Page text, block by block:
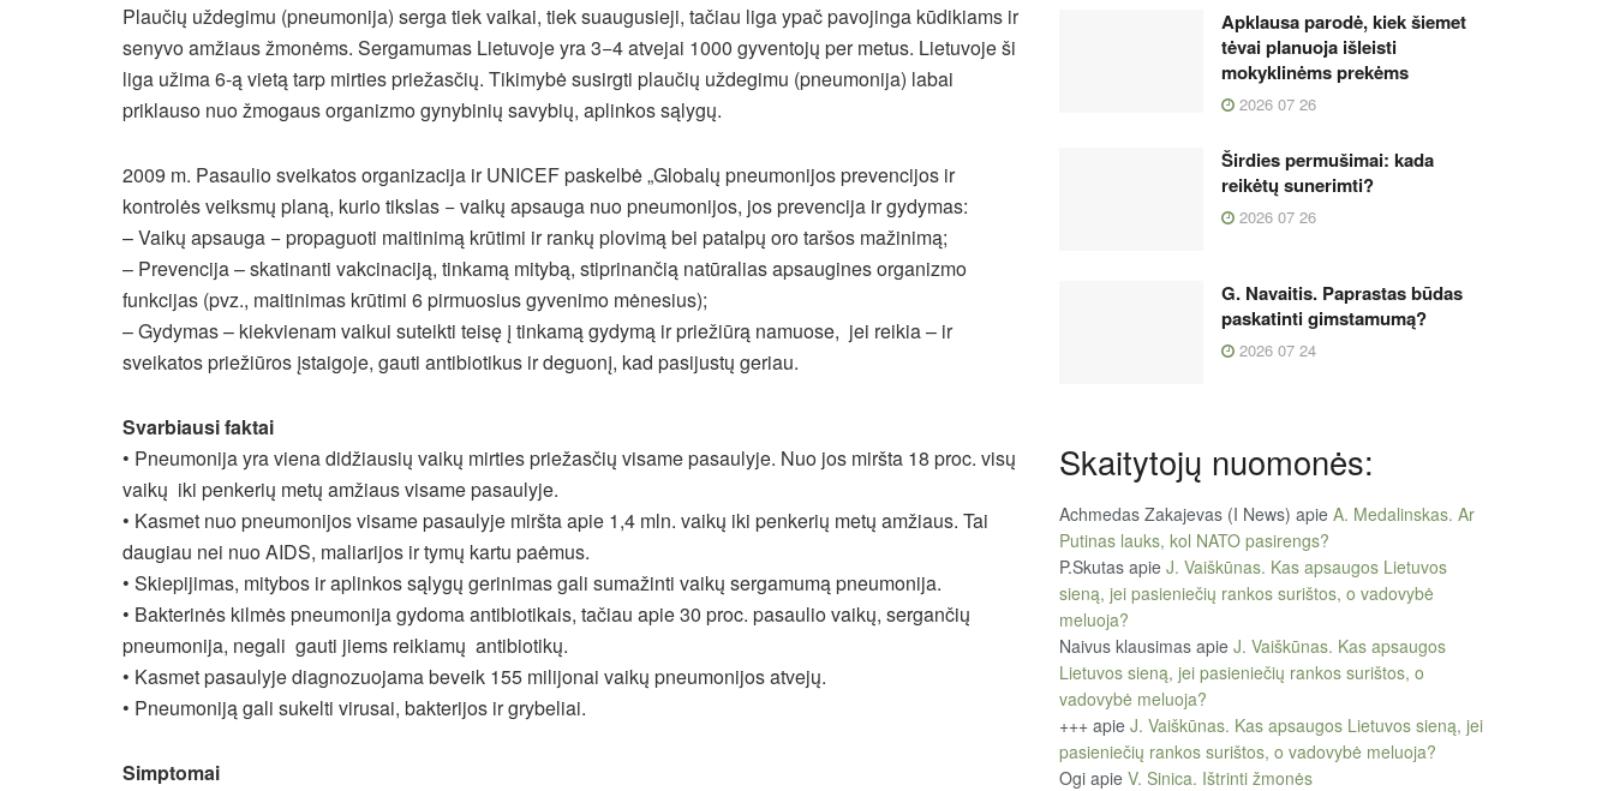
Plaučių uždegimu (pneumonija) serga tiek vaikai, tiek suaugusieji, tačiau liga ypač pavojinga kūdikiams ir
senyvo amžiaus žmonėms. Sergamumas Lietuvoje yra 3−4 atvejai 1000 gyventojų per metus. Lietuvoje ši
liga užima 6-ą vietą tarp mirties priežasčių. Tikimybė susirgti plaučių uždegimu (pneumonija) labai
priklauso nuo žmogaus organizmo gynybinių savybių, aplinkos sąlygų.
2009 m. Pasaulio sveikatos organizacija ir UNICEF paskelbė „Globalų pneumonijos prevencijos ir
kontrolės veiksmų planą, kurio tikslas − vaikų apsauga nuo pneumonijos, jos prevencija ir gydymas:
– Vaikų apsauga − propaguoti maitinimą krūtimi ir rankų plovimą bei patalpų oro taršos mažinimą;
– Prevencija – skatinanti vakcinaciją, tinkamą mitybą, stiprinančią natūralias apsaugines organizmo
funkcijas (pvz., maitinimas krūtimi 6 pirmuosius gyvenimo mėnesius);
– Gydymas – kiekvienam vaikui suteikti teisę į tinkamą gydymą ir priežiūrą namuose, jei reikia – ir
sveikatos priežiūros įstaigoje, gauti antibiotikus ir deguonį, kad pasijustų geriau.
Svarbiausi faktai
• Pneumonija yra viena didžiausių vaikų mirties priežasčių visame pasaulyje. Nuo jos miršta 18 proc. visų
vaikų iki penkerių metų amžiaus visame pasaulyje.
• Kasmet nuo pneumonijos visame pasaulyje miršta apie 1,4 mln. vaikų iki penkerių metų amžiaus. Tai
daugiau nei nuo AIDS, maliarijos ir tymų kartu paėmus.
• Skiepijimas, mitybos ir aplinkos sąlygų gerinimas gali sumažinti vaikų sergamumą pneumonija.
• Bakterinės kilmės pneumonija gydoma antibiotikais, tačiau apie 30 proc. pasaulio vaikų, sergančių
pneumonija, negali gauti jiems reikiamų antibiotikų.
• Kasmet pasaulyje diagnozuojama beveik 155 milijonai vaikų pneumonijos atvejų.
• Pneumoniją gali sukelti virusai, bakterijos ir grybeliai.
Simptomai
Apklausa parodė, kiek šiemet
tėvai planuoja išleisti
mokyklinėms prekėms
2026 07 26
Širdies permušimai: kada
reikėtų sunerimti?
2026 07 26
G. Navaitis. Paprastas būdas
paskatinti gimstamumą?
2026 07 24
Skaitytojų nuomonės:
Achmedas Zakajevas (I News) apie A. Medalinskas. Ar
Putinas lauks, kol NATO pasirengs?
P.Skutas apie J. Vaiškūnas. Kas apsaugos Lietuvos
sieną, jei pasieniečių rankos surištos, o vadovybė
meluoja?
Naivus klausimas apie J. Vaiškūnas. Kas apsaugos
Lietuvos sieną, jei pasieniečių rankos surištos, o
vadovybė meluoja?
+++ apie J. Vaiškūnas. Kas apsaugos Lietuvos sieną, jei
pasieniečių rankos surištos, o vadovybė meluoja?
Ogi apie V. Sinica. Ištrinti žmonės